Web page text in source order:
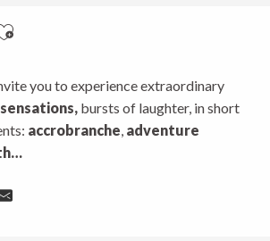
aux favoris
you to experience extraordinary
bursts of laughter, in short
accrobranche, adventure